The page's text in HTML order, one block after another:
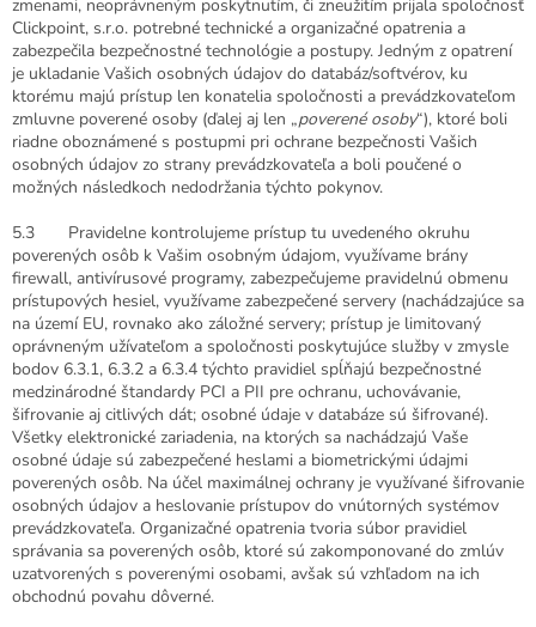
zmenami, neoprávneným poskytnutím, či zneužitím prijala spoločnosť
Clickpoint, s.r.o. potrebné technické a organizačné opatrenia a
zabezpečila bezpečnostné technológie a postupy. Jedným z opatrení
je ukladanie Vašich osobných údajov do databáz/softvérov, ku
ktorému majú prístup len konatelia spoločnosti a prevádzkovateľom
zmluvne poverené osoby (ďalej aj len „poverené osoby“), ktoré boli
riadne oboznámené s postupmi pri ochrane bezpečnosti Vašich
osobných údajov zo strany prevádzkovateľa a boli poučené o
možných následkoch nedodržania týchto pokynov.
5.3 Pravidelne kontrolujeme prístup tu uvedeného okruhu
poverených osôb k Vašim osobným údajom, využívame brány
firewall, antivírusové programy, zabezpečujeme pravidelnú obmenu
prístupových hesiel, využívame zabezpečené servery (nachádzajúce sa
na území EU, rovnako ako záložné servery; prístup je limitovaný
oprávneným užívateľom a spoločnosti poskytujúce služby v zmysle
bodov 6.3.1, 6.3.2 a 6.3.4 týchto pravidiel spĺňajú bezpečnostné
medzinárodné štandardy PCI a PII pre ochranu, uchovávanie,
šifrovanie aj citlivých dát; osobné údaje v databáze sú šifrované).
Všetky elektronické zariadenia, na ktorých sa nachádzajú Vaše
osobné údaje sú zabezpečené heslami a biometrickými údajmi
poverených osôb. Na účel maximálnej ochrany je využívané šifrovanie
osobných údajov a heslovanie prístupov do vnútorných systémov
prevádzkovateľa. Organizačné opatrenia tvoria súbor pravidiel
správania sa poverených osôb, ktoré sú zakomponované do zmlúv
uzatvorených s poverenými osobami, avšak sú vzhľadom na ich
obchodnú povahu dôverné.